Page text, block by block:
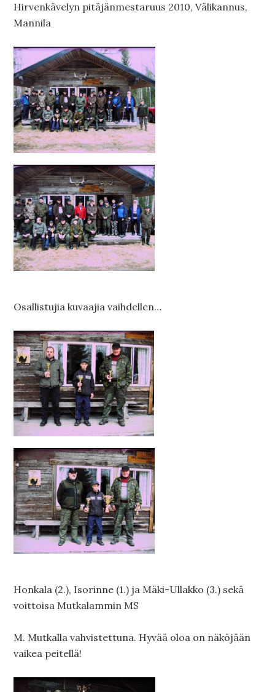
Hirvenkävelyn pitäjänmestaruus 2010, Välikannus,
Mannila
Osallistujia kuvaajia vaihdellen…
Honkala (2.), Isorinne (1.) ja Mäki-Ullakko (3.) sekä
voittoisa Mutkalammin MS
M. Mutkalla vahvistettuna. Hyvää oloa on näköjään
vaikea peitellä!